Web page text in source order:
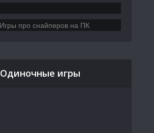
Одиночные игры